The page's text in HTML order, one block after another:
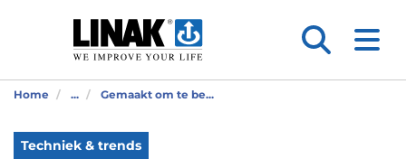
Home ... Gemaakt om te be...
Techniek & trends